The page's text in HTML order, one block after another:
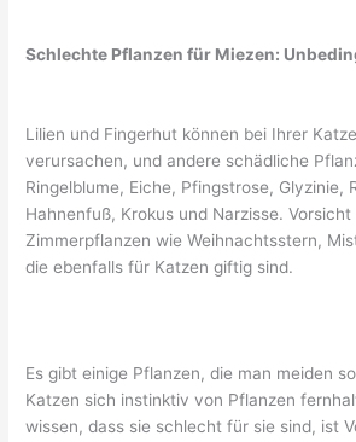
Schlechte Pflanzen für Miezen:
Lilien und Fingerhut können bei Ihrer
verursachen, und andere schädliche
Ringelblume, Eiche, Pfingstrose, Glyzinie,
Hahnenfuß, Krokus und Narzisse.
Zimmerpflanzen wie Weihnachtsstern,
die ebenfalls für Katzen giftig sind.
Es gibt einige Pflanzen, die man meiden
Katzen sich instinktiv von Pflanzen
wissen, dass sie schlecht für sie sind, ist